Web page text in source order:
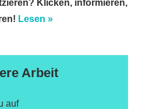
Klicken, informieren,
Lesen »
Arbeit
auf